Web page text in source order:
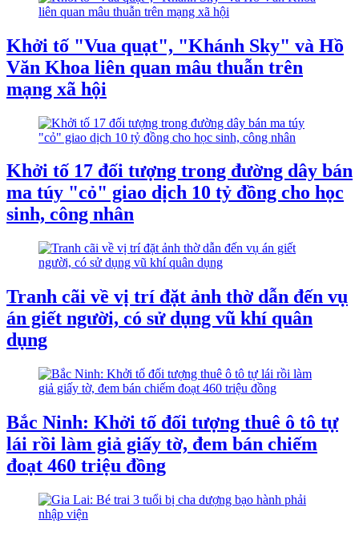
Khởi tố "Vua quạt", "Khánh Sky" và Hồ
Văn Khoa liên quan mâu thuẫn trên
mạng xã hội
Khởi tố 17 đối tượng trong đường dây bán
ma túy "cỏ" giao dịch 10 tỷ đồng cho học
sinh, công nhân
Tranh cãi về vị trí đặt ảnh thờ dẫn đến vụ
án giết người, có sử dụng vũ khí quân
dụng
Bắc Ninh: Khởi tố đối tượng thuê ô tô tự
lái rồi làm giả giấy tờ, đem bán chiếm
đoạt 460 triệu đồng